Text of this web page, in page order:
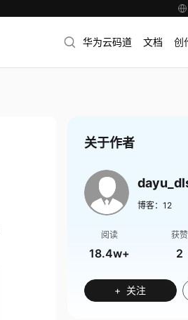
华为云码道 文档 创
关于作者
博客： 12
阅读
18.4w+
获赞
2
+ 关注